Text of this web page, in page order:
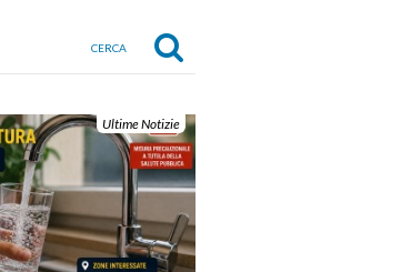
Ultime Notizie